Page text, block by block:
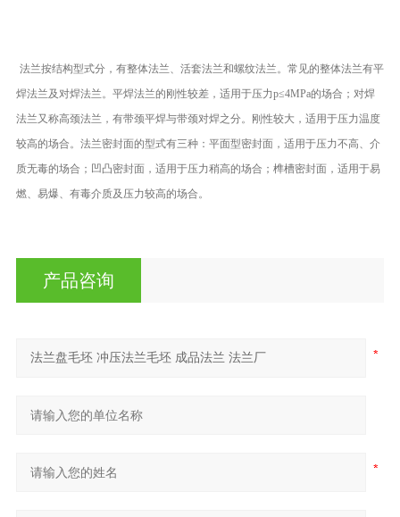
法兰按结构型式分，有整体法兰、活套法兰和螺纹法兰。常见的整体法兰有平
焊法兰及对焊法兰。平焊法兰的刚性较差，适用于压力p≤4MPa的场合；对焊
法兰又称高颈法兰，有带颈平焊与带颈对焊之分。刚性较大，适用于压力温度
较高的场合。法兰密封面的型式有三种：平面型密封面，适用于压力不高、介
质无毒的场合；凹凸密封面，适用于压力稍高的场合；榫槽密封面，适用于易
燃、易爆、有毒介质及压力较高的场合。
产品咨询